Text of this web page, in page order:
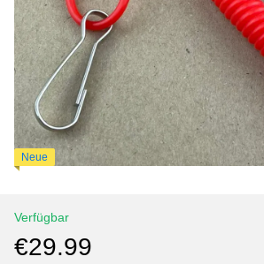
Neue
Verfügbar
€29.99